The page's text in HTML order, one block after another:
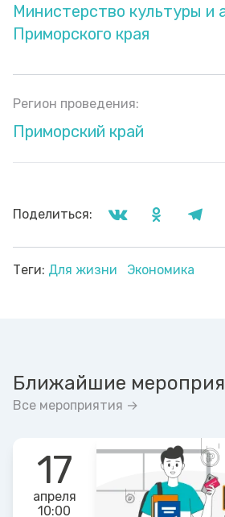
Министерство культуры и
Приморского края
Регион проведения:
Приморский край
Поделиться:
Теги: Для жизни Экономика
Ближайшие
Все мероприятия →
17
апреля
10:00